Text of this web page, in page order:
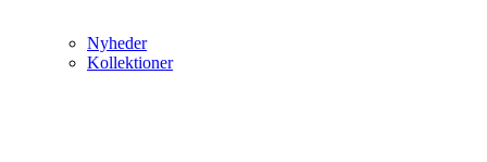
Nyheder
Kollektioner